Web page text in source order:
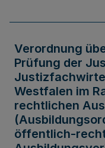
Verordnung
Prüfung der
Westfalen im
rechtlichen
öffentlich-